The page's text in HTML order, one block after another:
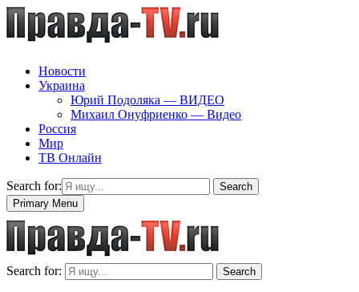
Новости
Украина
Юрий Подоляка — ВИДЕО
Михаил Онуфриенко — Видео
Россия
Мир
ТВ Онлайн
Search for:
Search
Primary Menu
Search for: Search